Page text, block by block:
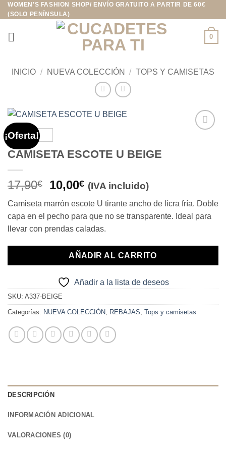
Saltar
al
contenido
WOMEN'S FASHION SHOP/ ENVÍO GRATUITO A PARTIR DE 60€
(SOLO PENÍNSULA)
0
INICIO / NUEVA COLECCIÓN / TOPS Y CAMISETAS
¡Oferta!
CAMISETA ESCOTE U BEIGE
17,90€
El
precio
original
era:
17,90€.
10,00€El
actual
es:
10,00€.
(IVA incluido)
Camiseta marrón escote U tirante ancho de licra fría. Doble
capa en el pecho para que no se transparente. Ideal para
llevar con prendas caladas.
AÑADIR AL CARRITO
Añadir a la lista de deseos
SKU: A337-BEIGE
Categorías: NUEVA COLECCIÓN REBAJAS Tops y camisetas
DESCRIPCIÓN
INFORMACIÓN ADICIONAL
VALORACIONES (0)